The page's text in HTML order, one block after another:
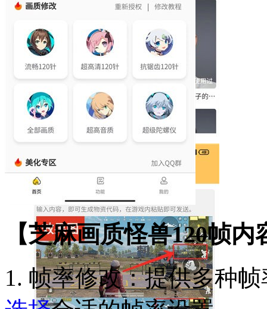
【芝麻画质怪兽120帧内
1. 帧率修改：提供多种